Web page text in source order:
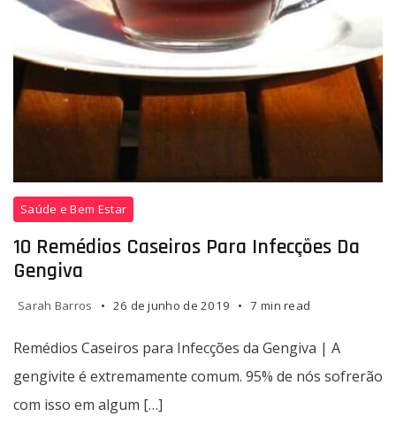
Daily
na
Inglaterra,
o
tratamento
foi
um
sucesso.
Remédios
Caseiros
para
Infecções
da
Gengiva
A
gengivite
é
extremamente
Saúde e Bem Estar
10 Remédios Caseiros Para Infecções Da
Gengiva
Sarah Barros 26 de junho de 2019 7 min read
Remédios Caseiros para Infecções da Gengiva | A
gengivite é extremamente comum. 95% de nós sofrerão
com isso em algum […]